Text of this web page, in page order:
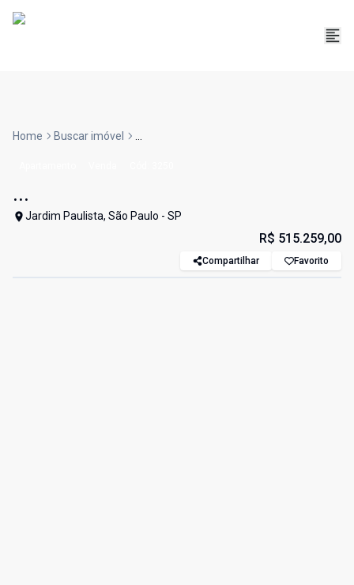
Home Buscar imóvel ...
...
Jardim Paulista, São Paulo - SP
R$ 515.259,00
Compartilhar Favorito